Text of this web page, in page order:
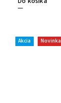
Akcia Novinka